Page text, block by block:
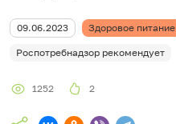
09.06.2023 Здоровое питание
Роспотребнадзор рекомендует
1252 2